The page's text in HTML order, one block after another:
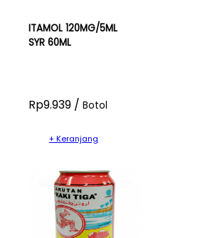
ITAMOL 120MG/5ML
SYR 60ML
Rp9.939 / Botol
+ Keranjang